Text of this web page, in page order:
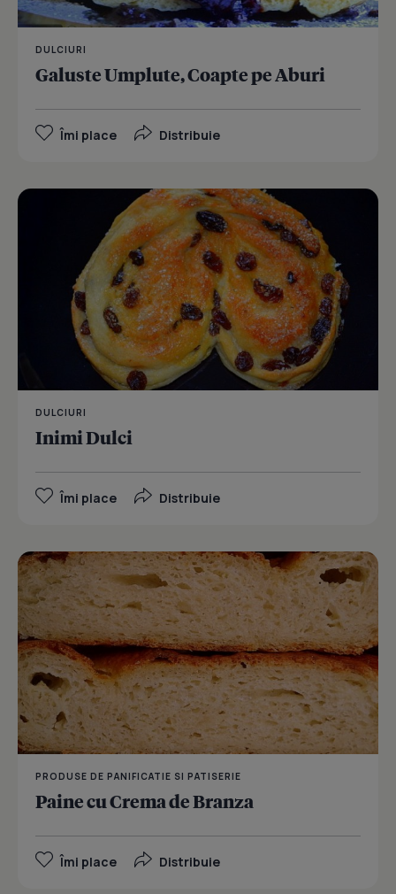
DULCIURI
Galuste Umplute, Coapte pe Aburi
Îmi place Distribuie
DULCIURI
Inimi Dulci
Îmi place Distribuie
PRODUSE DE PANIFICATIE SI PATISERIE
Paine cu Crema de Branza
Îmi place Distribuie